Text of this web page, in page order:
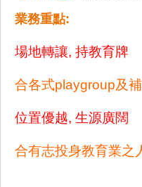
業務重點:
場地轉讓, 持教育牌
合各式playgroup及
位置優越, 生源廣闊
合有志投身教育業之